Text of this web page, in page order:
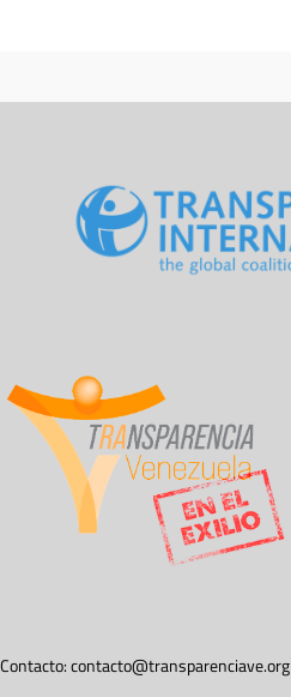
Contacto:contacto@transparenciave.org